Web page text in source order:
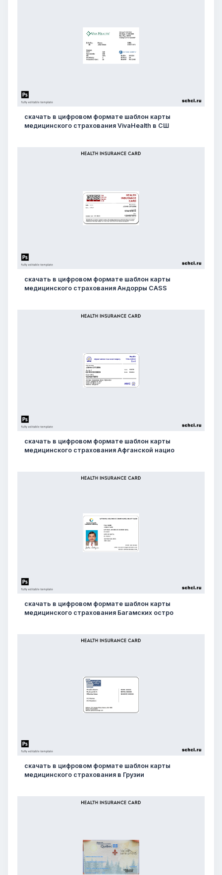
скачать в цифровом формате шаблон карты
медицинского страхования VivaHealth в СШ
скачать в цифровом формате шаблон карты
медицинского страхования Андорры CASS
скачать в цифровом формате шаблон карты
медицинского страхования Афганской нацио
скачать в цифровом формате шаблон карты
медицинского страхования Багамских остро
скачать в цифровом формате шаблон карты
медицинского страхования в Грузии